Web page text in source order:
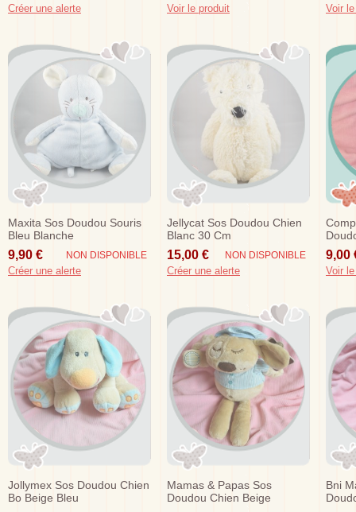
Créer une alerte Voir le produit Voir
Maxita Sos Doudou Souris
Bleu Blanche
9,90 € NON DISPONIBLE
Créer une alerte
Jellycat Sos Doudou Chien
Blanc 30 Cm
15,00 € NON DISPONIBLE
Créer une alerte
9,00
Voir
Jollymex Sos Doudou Chien
Bo Beige Bleu
Mamas & Papas Sos
Doudou Chien Beige
Bni